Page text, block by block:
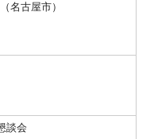
名古屋市）
談会